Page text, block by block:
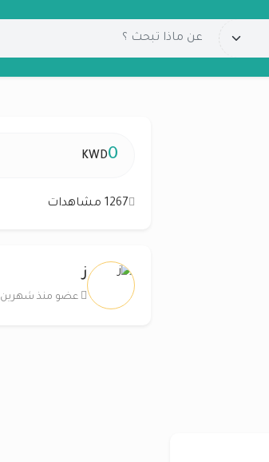
0
KWD
1267 مشاهدات
ز
عضو منذ شهرين